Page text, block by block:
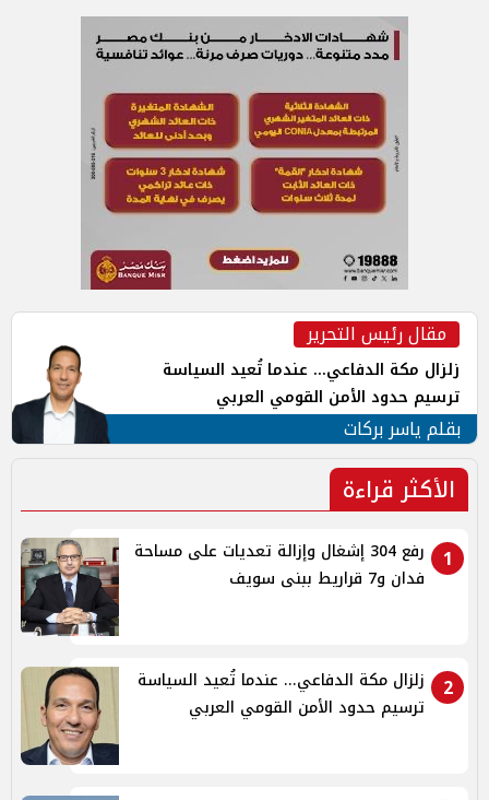
مقال رئيس التحرير
زلزال مكة الدفاعي... عندما تُعيد السياسة
ترسيم حدود الأمن القومي العربي
بقلم ياسر بركات
الأكثر قراءة
1
رفع 304 إشغال وإزالة تعديات على مساحة
فدان و7 قراريط ببنى سويف
2
زلزال مكة الدفاعي... عندما تُعيد السياسة
ترسيم حدود الأمن القومي العربي